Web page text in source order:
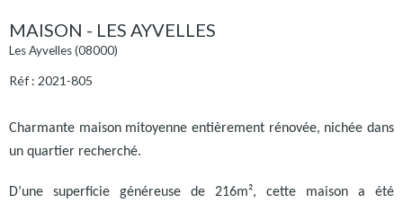
MAISON - LES AYVELLES
Les Ayvelles (08000)
Réf : 2021-805
Charmante maison mitoyenne entièrement rénovée, nichée dans
un quartier recherché.
D’une superficie généreuse de 216m², cette maison a été